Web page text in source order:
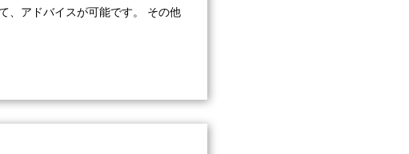
、アドバイスが可能です。 その他